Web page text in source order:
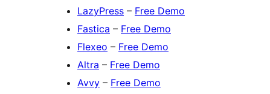
LazyPress – Free Demo
Fastica – Free Demo
Flexeo – Free Demo
Altra – Free Demo
Avvy – Free Demo